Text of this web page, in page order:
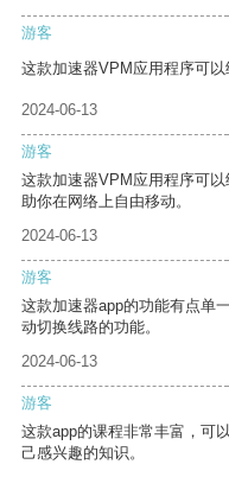
游客
这款加速器VPM应用程序可以
2024-06-13
游客
这款加速器VPM应用程序可
助你在网络上自由移动。
2024-06-13
游客
这款加速器app的功能有点单
动切换线路的功能。
2024-06-13
游客
这款app的课程非常丰富，可
己感兴趣的知识。